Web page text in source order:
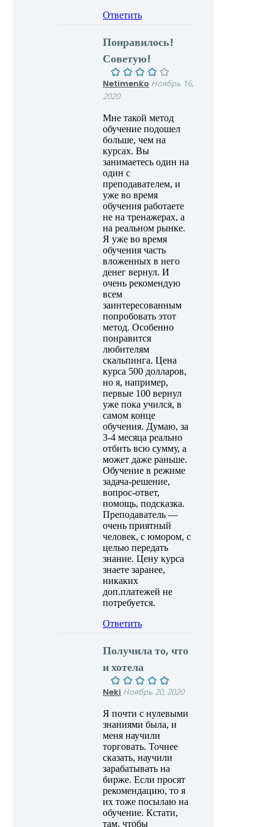
Ответить
Понравилось!
Советую!
Netimenko Ноябрь 16,
2020
Мне такой метод
обучение подошел
больше, чем на
курсах. Вы
занимаетесь один на
один с
преподавателем, и
уже во время
обучения работаете
не на тренажерах, а
на реальном рынке.
Я уже во время
обучения часть
вложенных в него
денег вернул. И
очень рекомендую
всем
заинтересованным
попробовать этот
метод. Особенно
понравится
любителям
скальпинга. Цена
курса 500 долларов,
но я, например,
первые 100 вернул
уже пока учился, в
самом конце
обучения. Думаю, за
3-4 месяца реально
отбить всю сумму, а
может даже раньше.
Обучение в режиме
задача-решение,
вопрос-ответ,
помощь, подсказка.
Преподаватель —
очень приятный
человек, с юмором, с
целью передать
знание. Цену курса
знаете заранее,
никаких
доп.платежей не
потребуется.
Ответить
Получила то, что
и хотела
Neki Ноябрь 20, 2020
Я почти с нулевыми
знаниями была, и
меня научили
торговать. Точнее
сказать, научили
зарабатывать на
бирже. Если просят
рекомендацию, то я
их тоже посылаю на
обучение. Кстати,
там, чтобы